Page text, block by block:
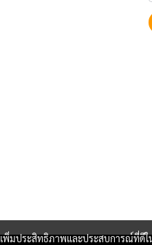
พิ่มประสิทธิภาพและประสบการณ์ที่ดี